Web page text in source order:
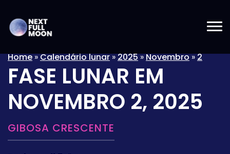
Home»Calendário lunar»2025»Novembro»2
FASE LUNAR EM
NOVEMBRO 2, 2025
GIBOSA CRESCENTE